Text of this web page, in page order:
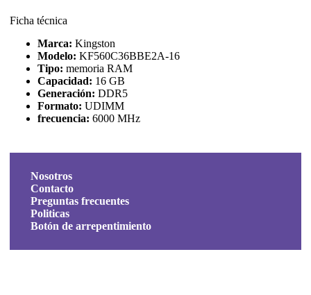
Ficha técnica
Marca: Kingston
Modelo: KF560C36BBE2A-16
Tipo: memoria RAM
Capacidad: 16 GB
Generación: DDR5
Formato: UDIMM
frecuencia: 6000 MHz
Nosotros
Contacto
Preguntas frecuentes
Politicas
Botón de arrepentimiento